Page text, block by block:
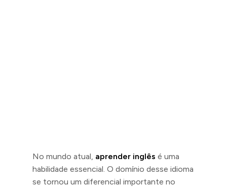
No mundo atual, aprender inglês é uma
habilidade essencial. O domínio desse idioma
se tornou um diferencial importante no